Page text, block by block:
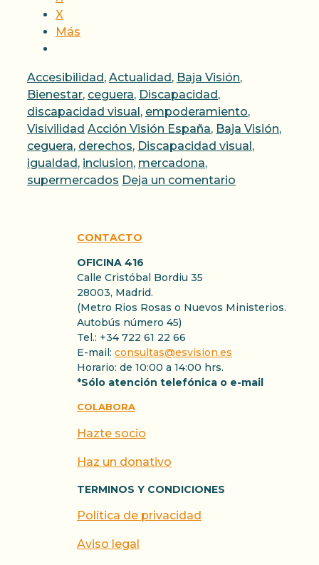
X
Más
Categorías
Accesibilidad, Actualidad, Baja Visión,
Bienestar, ceguera, Discapacidad,
discapacidad visual, empoderamiento,
Visivilidad Etiquetas
Acción Visión España, Baja Visión,
ceguera, derechos, Discapacidad visual,
igualdad, inclusion, mercadona,
supermercados Deja un comentario
CONTACTO
OFICINA 416
Calle Cristóbal Bordiu 35
28003, Madrid.
(Metro Rios Rosas o Nuevos Ministerios.
Autobús número 45)
Tel.: +34 722 61 22 66
E-mail: consultas@esvision.es
Horario: de 10:00 a 14:00 hrs.
*Sólo atención telefónica o e-mail
COLABORA
Hazte socio
Haz un donativo
TERMINOS Y CONDICIONES
Política de privacidad
Aviso legal